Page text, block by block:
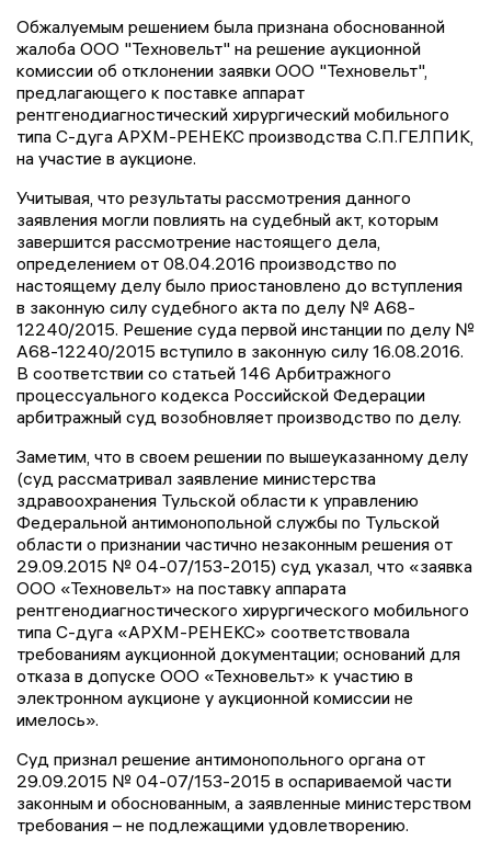
Обжалуемым решением была признана обоснованной
жалоба ООО "Техновельт" на решение аукционной
комиссии об отклонении заявки ООО "Техновельт",
предлагающего к поставке аппарат
рентгенодиагностический хирургический мобильного
типа С-дуга АРХМ-РЕНЕКС производства С.П.ГЕЛПИК,
на участие в аукционе.
Учитывая, что результаты рассмотрения данного
заявления могли повлиять на судебный акт, которым
завершится рассмотрение настоящего дела,
определением от 08.04.2016 производство по
настоящему делу было приостановлено до вступления
в законную силу судебного акта по делу № А68-
12240/2015. Решение суда первой инстанции по делу №
А68-12240/2015 вступило в законную силу 16.08.2016.
В соответствии со статьей 146 Арбитражного
процессуального кодекса Российской Федерации
арбитражный суд возобновляет производство по делу.
Заметим, что в своем решении по вышеуказанному делу
(суд рассматривал заявление министерства
здравоохранения Тульской области к управлению
Федеральной антимонопольной службы по Тульской
области о признании частично незаконным решения от
29.09.2015 № 04-07/153-2015) суд указал, что «заявка
ООО «Техновельт» на поставку аппарата
рентгенодиагностического хирургического мобильного
типа С-дуга «АРХМ-РЕНЕКС» соответствовала
требованиям аукционной документации; оснований для
отказа в допуске ООО «Техновельт» к участию в
электронном аукционе у аукционной комиссии не
имелось».
Суд признал решение антимонопольного органа от
29.09.2015 № 04-07/153-2015 в оспариваемой части
законным и обоснованным, а заявленные министерством
требования – не подлежащими удовлетворению.